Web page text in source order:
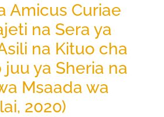
Amicus Curiae
na Sera ya
na Kituo cha
ya Sheria na
Msaada wa
2020)